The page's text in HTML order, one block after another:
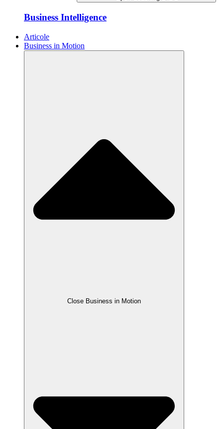
Business Intelligence
Articole
Business in Motion
Close Business in Motion